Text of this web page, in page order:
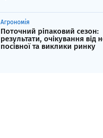
Агрономія
Поточний ріпаковий сезон:
результати, очікування від
посівної та виклики ринку